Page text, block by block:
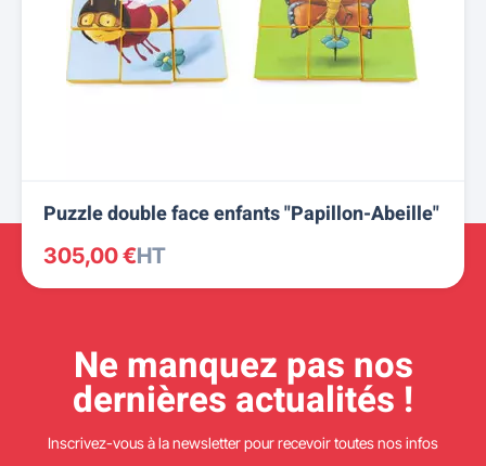
Puzzle double face enfants "Papillon-Abeille"
305,00 €HT
Ne manquez pas nos
dernières actualités !
Inscrivez-vous à la newsletter pour recevoir toutes nos infos